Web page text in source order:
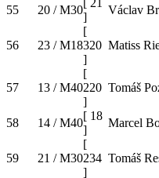
55 20 / M30
[ 21
]
Václav
56 23 / M18
[
320
]
Matiss
57 13 / M40
[
220
]
Tomáš
58 14 / M40
[ 18
]
Marcel
59 21 / M30
[
234
]
Tomáš